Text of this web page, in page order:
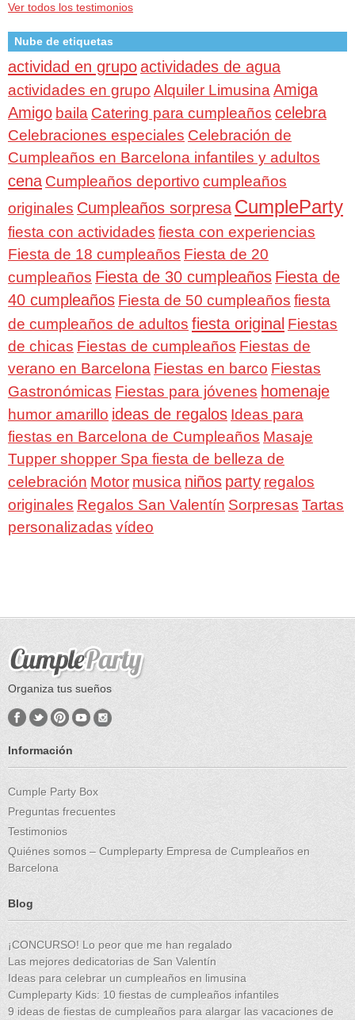
Ver todos los testimonios
Nube de etiquetas
actividad en grupoactividades de agua
actividades en grupo Alquiler Limusina Amiga
Amigo baila Catering para cumpleaños celebra
Celebraciones especiales Celebración de
Cumpleaños en Barcelona infantiles y adultos
cena Cumpleaños deportivo cumpleaños
originales Cumpleaños sorpresa CumpleParty
fiesta con actividades fiesta con experiencias
Fiesta de 18 cumpleaños Fiesta de 20
cumpleaños Fiesta de 30 cumpleaños Fiesta de
40 cumpleaños Fiesta de 50 cumpleaños fiesta
de cumpleaños de adultos fiesta original Fiestas
de chicas Fiestas de cumpleaños Fiestas de
verano en Barcelona Fiestas en barco Fiestas
Gastronómicas Fiestas para jóvenes homenaje
humor amarillo ideas de regalos Ideas para
fiestas en Barcelona de Cumpleaños Masaje
Tupper shopper Spa fiesta de belleza de
celebración Motor musica niños party regalos
originales Regalos San Valentín Sorpresas Tartas
personalizadas vídeo
Organiza tus sueños
Información
Cumple Party Box
Preguntas frecuentes
Testimonios
Quiénes somos – Cumpleparty Empresa de Cumpleaños en
Barcelona
Blog
¡CONCURSO! Lo peor que me han regalado
Las mejores dedicatorias de San Valentín
Ideas para celebrar un cumpleaños en limusina
Cumpleparty Kids: 10 fiestas de cumpleaños infantiles
9 ideas de fiestas de cumpleaños para alargar las vacaciones de